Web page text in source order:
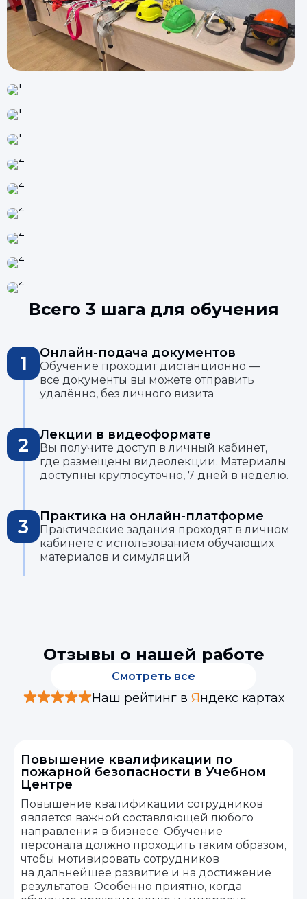
Всего 3 шага для обучения
1 Онлайн-подача документов
Обучение проходит дистанционно —
все документы вы можете отправить
удалённо, без личного визита
2 Лекции в видеоформате
Вы получите доступ в личный кабинет,
где размещены видеолекции. Материалы
доступны круглосуточно, 7 дней в неделю.
3 Практика на онлайн-платформе
Практические задания проходят в личном
кабинете с использованием обучающих
материалов и симуляций
Отзывы о нашей работе
Смотреть все
Наш рейтинг в Яндекс картах
Повышение квалификации по
пожарной безопасности в Учебном
Центре
Повышение квалификации сотрудников
является важной составляющей любого
направления в бизнесе. Обучение
персонала должно проходить таким образом,
чтобы мотивировать сотрудников
на дальнейшее развитие и на достижение
результатов. Особенно приятно, когда